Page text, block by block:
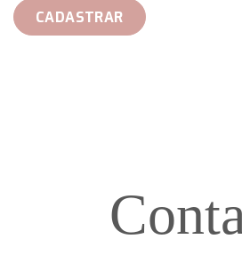
CADASTRAR